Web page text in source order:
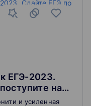
ЕГЭ-2023.
на
и усиленная